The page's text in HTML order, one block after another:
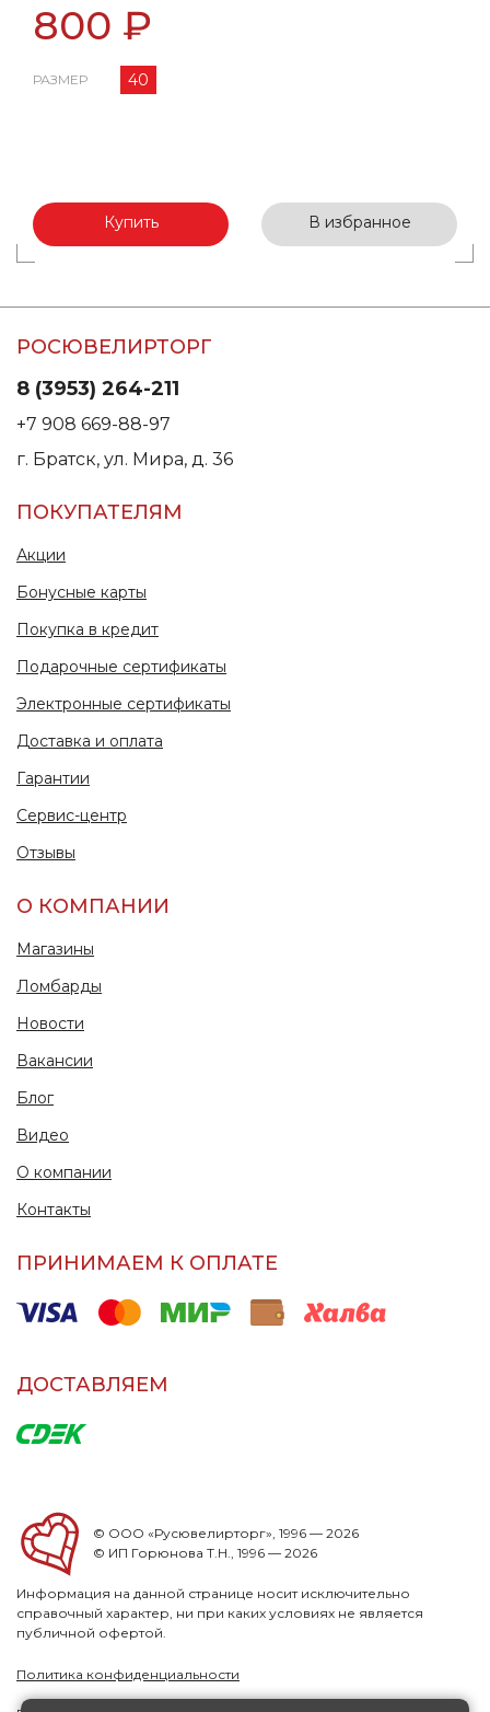
800 ₽
РАЗМЕР 40
Купить В избранное
РОСЮВЕЛИРТОРГ
8 (3953) 264-211
+7 908 669-88-97
г. Братск, ул. Мира, д. 36
ПОКУПАТЕЛЯМ
Акции
Бонусные карты
Покупка в кредит
Подарочные сертификаты
Электронные сертификаты
Доставка и оплата
Гарантии
Сервис-центр
Отзывы
О КОМПАНИИ
Магазины
Ломбарды
Новости
Вакансии
Блог
Видео
О компании
Контакты
ПРИНИМАЕМ К ОПЛАТЕ
ДОСТАВЛЯЕМ
© ООО «Русювелирторг», 1996 — 2026
© ИП Горюнова Т.Н., 1996 — 2026
Информация на данной странице носит исключительно
справочный характер, ни при каких условиях не является
публичной офертой.
Политика конфиденциальности